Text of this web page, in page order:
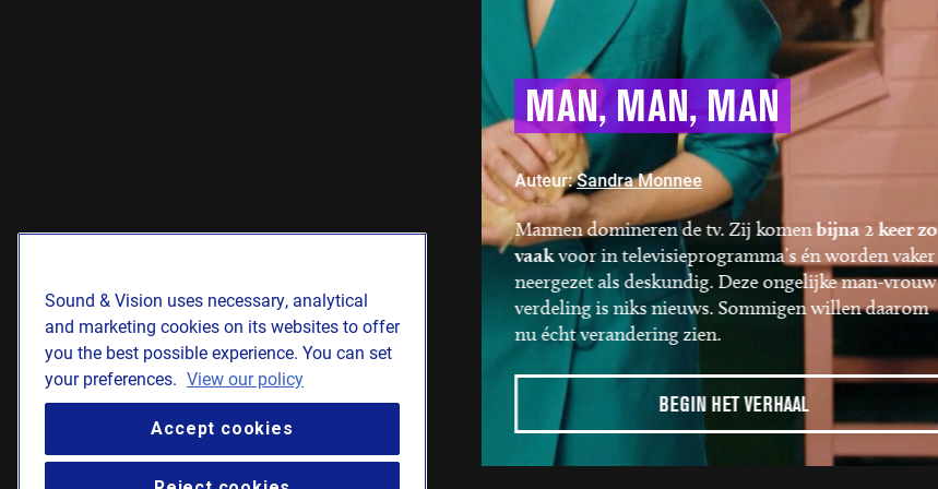
a
g
e
MAN, MAN, MAN
Auteur:Sandra Monnee
Mannen domineren de tv. Zij komenbijna 2 keer zo
vaakvoor in televisieprogramma’s én worden vaker
neergezet als deskundig. Deze ongelijke man-vrouw
verdeling is niks nieuws. Sommigen willen daarom
nu écht verandering zien.
BEGIN HET VERHAAL
Sound & Vision uses necessary, analytical
and marketing cookies on its websites to offer
you the best possible experience. You can set
your preferences. View our policy
Accept cookies